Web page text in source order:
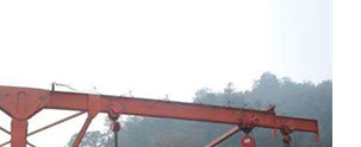
- 贵州移动式悬臂吊